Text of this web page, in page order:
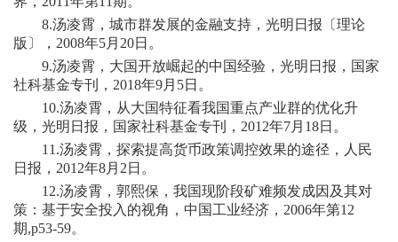
8.汤凌霄，城市群发展的金融支持，光明日报〔理论
版〕，2008年5月20日。
9.汤凌霄，大国开放崛起的中国经验，光明日报，国家
社科基金专刊，2018年9月5日。
10.汤凌霄，从大国特征看我国重点产业群的优化升
级，光明日报，国家社科基金专刊，2012年7月18日。
11.汤凌霄，探索提高货币政策调控效果的途径，人民
日报，2012年8月2日。
12.汤凌霄，郭熙保，我国现阶段矿难频发成因及其对
策：基于安全投入的视角，中国工业经济，2006年第12
期,p53-59。